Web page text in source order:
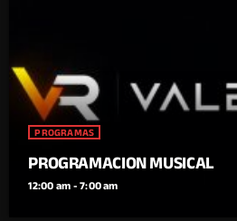
PROGRAMAS
PROGRAMACION MUSICAL
12:00 am - 7:00 am